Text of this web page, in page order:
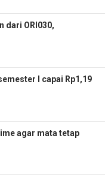
dari ORI030,
I capai Rp1,19
agar mata tetap